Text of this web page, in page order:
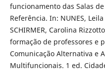
funcionamento das Salas
Referência. In: NUNES,
SCHIRMER, Carolina
formação de professores e
Comunicação Alternativa e
Multifuncionais. 1 ed.